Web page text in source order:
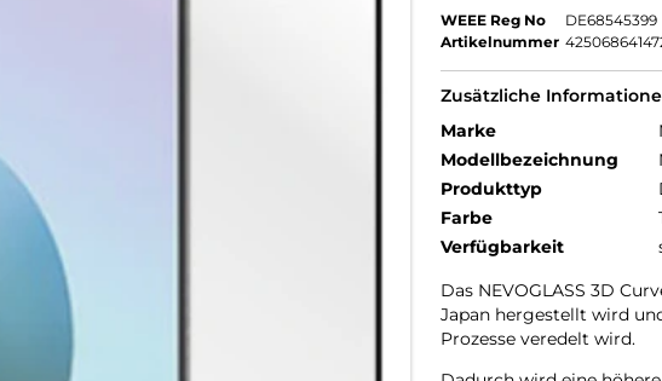
WEEE Reg No
DE68545399
Artikelnummer
Zusätzliche
Marke
Modellbezeichnung
Produkttyp
Farbe
Verfügbarkeit
Das NEVOGLASS 3D
Japan hergestellt wird
Prozesse veredelt wird.